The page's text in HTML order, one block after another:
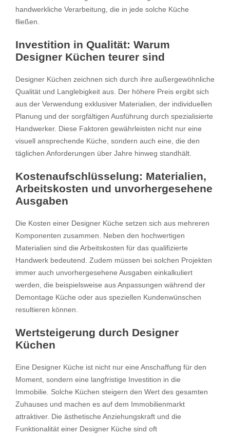
handwerkliche Verarbeitung, die in jede solche Küche
fließen.
Investition in Qualität: Warum
Designer Küchen teurer sind
Designer Küchen zeichnen sich durch ihre außergewöhnliche
Qualität und Langlebigkeit aus. Der höhere Preis ergibt sich
aus der Verwendung exklusiver Materialien, der individuellen
Planung und der sorgfältigen Ausführung durch spezialisierte
Handwerker. Diese Faktoren gewährleisten nicht nur eine
visuell ansprechende Küche, sondern auch eine, die den
täglichen Anforderungen über Jahre hinweg standhält.
Kostenaufschlüsselung: Materialien,
Arbeitskosten und unvorhergesehene
Ausgaben
Die Kosten einer Designer Küche setzen sich aus mehreren
Komponenten zusammen. Neben den hochwertigen
Materialien sind die Arbeitskosten für das qualifizierte
Handwerk bedeutend. Zudem müssen bei solchen Projekten
immer auch unvorhergesehene Ausgaben einkalkuliert
werden, die beispielsweise aus Anpassungen während der
Demontage Küche oder aus speziellen Kundenwünschen
resultieren können.
Wertsteigerung durch Designer
Küchen
Eine Designer Küche ist nicht nur eine Anschaffung für den
Moment, sondern eine langfristige Investition in die
Immobilie. Solche Küchen steigern den Wert des gesamten
Zuhauses und machen es auf dem Immobilienmarkt
attraktiver. Die ästhetische Anziehungskraft und die
Funktionalität einer Designer Küche sind oft